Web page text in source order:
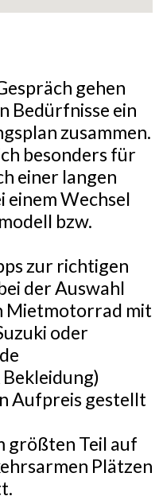
gehen
Bedürfnisse ein
zusammen.
besonders für
einer langen
Wechsel
bzw.
zur richtigen
der Auswahl
Mietmotorrad mit
oder
Aufpreis gestellt
größten Teil auf
Plätzen